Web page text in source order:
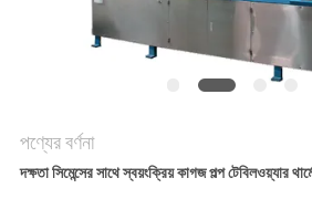
পণ্যের বর্ণনা
দক্ষতা সিমেন্সের সাথে স্বয়ংক্রিয় কাগজ পল্প টেবিলওয়্যার